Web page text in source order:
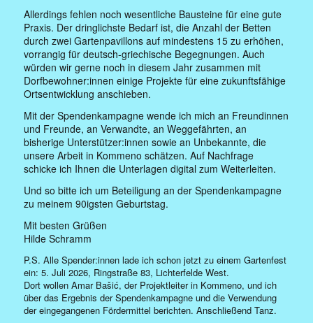
Allerdings fehlen noch wesentliche Bausteine für eine gute
Praxis. Der dringlichste Bedarf ist, die Anzahl der Betten
durch zwei Gartenpavillons auf mindestens 15 zu erhöhen,
vorrangig für deutsch-griechische Begegnungen. Auch
würden wir gerne noch in diesem Jahr zusammen mit
Dorfbewohner:innen einige Projekte für eine zukunftsfähige
Ortsentwicklung anschieben.
Mit der Spendenkampagne wende ich mich an Freundinnen
und Freunde, an Verwandte, an Weggefährten, an
bisherige Unterstützer:innen sowie an Unbekannte, die
unsere Arbeit in Kommeno schätzen. Auf Nachfrage
schicke ich Ihnen die Unterlagen digital zum Weiterleiten.
Und so bitte ich um Beteiligung an der Spendenkampagne
zu meinem 90igsten Geburtstag.
Mit besten Grüßen
Hilde Schramm
P.S. Alle Spender:innen lade ich schon jetzt zu einem Gartenfest
ein: 5. Juli 2026, Ringstraße 83, Lichterfelde West.
Dort wollen Amar Bašić, der Projektleiter in Kommeno, und ich
über das Ergebnis der Spendenkampagne und die Verwendung
der eingegangenen Fördermittel berichten. Anschließend Tanz.